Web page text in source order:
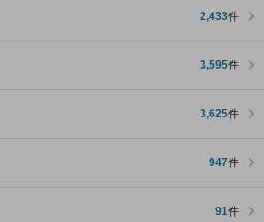
2,433件
3,595件
3,625件
947件
91件